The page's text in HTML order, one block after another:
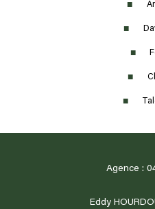
Agence :
Eddy